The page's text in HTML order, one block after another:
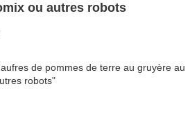
ou autres robots